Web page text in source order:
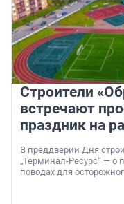
Строители
встречают
праздник на
В преддверии Дня
„Терминал-Ресурс“ — о
поводах для